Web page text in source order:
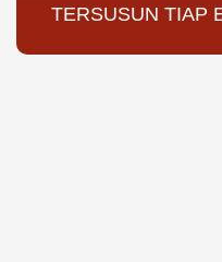
TERSUSUN TIAP